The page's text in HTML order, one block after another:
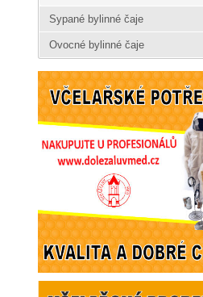
Sypané bylinné čaje
Ovocné bylinné čaje